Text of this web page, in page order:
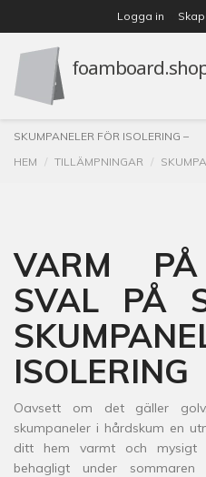
Logga in
SKUMPANELER FÖR ISOLERING –
HEM
TILLÄMPNINGAR
VARM PÅ
SVAL PÅ
ISOLERING
Oavsett om det gäller
skumpaneler i hårdskum en
ditt hem varmt och mysigt
behagligt under